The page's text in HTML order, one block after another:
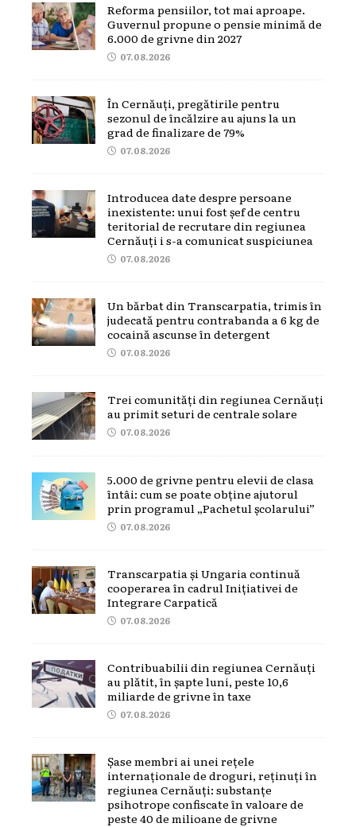
Reforma pensiilor, tot mai aproape.
Guvernul propune o pensie minimă de
6.000 de grivne din 2027
07.08.2026
În Cernăuți, pregătirile pentru
sezonul de încălzire au ajuns la un
grad de finalizare de 79%
07.08.2026
Introducea date despre persoane
inexistente: unui fost șef de centru
teritorial de recrutare din regiunea
Cernăuți i s-a comunicat suspiciunea
07.08.2026
Un bărbat din Transcarpatia, trimis în
judecată pentru contrabanda a 6 kg de
cocaină ascunse în detergent
07.08.2026
Trei comunități din regiunea Cernăuți
au primit seturi de centrale solare
07.08.2026
5.000 de grivne pentru elevii de clasa
întâi: cum se poate obține ajutorul
prin programul „Pachetul școlarului”
07.08.2026
Transcarpatia și Ungaria continuă
cooperarea în cadrul Inițiativei de
Integrare Carpatică
07.08.2026
Contribuabilii din regiunea Cernăuți
au plătit, în șapte luni, peste 10,6
miliarde de grivne în taxe
07.08.2026
Șase membri ai unei rețele
internaționale de droguri, reținuți în
regiunea Cernăuți: substanțe
psihotrope confiscate în valoare de
peste 40 de milioane de grivne